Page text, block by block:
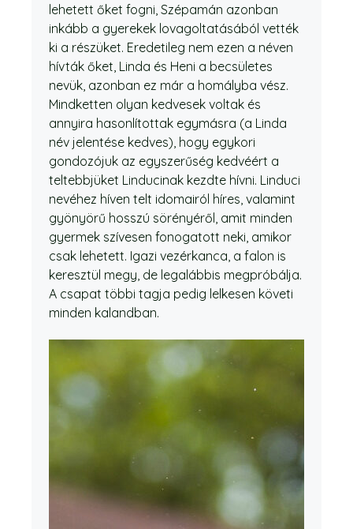
lehetett őket fogni, Szépamán azonban
inkább a gyerekek lovagoltatásából vették
ki a részüket. Eredetileg nem ezen a néven
hívták őket, Linda és Heni a becsületes
nevük, azonban ez már a homályba vész.
Mindketten olyan kedvesek voltak és
annyira hasonlítottak egymásra (a Linda
név jelentése kedves), hogy egykori
gondozójuk az egyszerűség kedvéért a
teltebbjüket Linducinak kezdte hívni. Linduci
nevéhez híven telt idomairól híres, valamint
gyönyörű hosszú sörényéről, amit minden
gyermek szívesen fonogatott neki, amikor
csak lehetett. Igazi vezérkanca, a falon is
keresztül megy, de legalábbis megpróbálja.
A csapat többi tagja pedig lelkesen követi
minden kalandban.